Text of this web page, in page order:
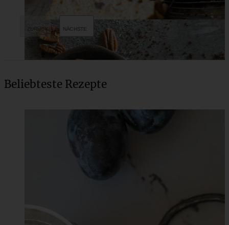
Vegane fudgy Brownies mit Pekannüssen und E-Book
Beliebteste Rezepte